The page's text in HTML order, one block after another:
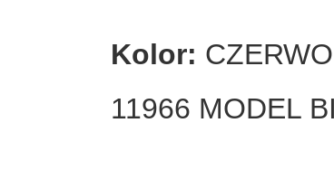
Kolor:
11966 MODEL